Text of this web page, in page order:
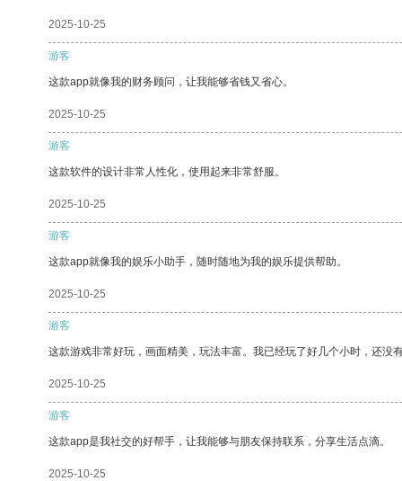
2025-10-25
游客
这款app就像我的财务顾问，让我能够省钱又省心。
2025-10-25
游客
这款软件的设计非常人性化，使用起来非常舒服。
2025-10-25
游客
这款app就像我的娱乐小助手，随时随地为我的娱乐提供帮助。
2025-10-25
游客
这款游戏非常好玩，画面精美，玩法丰富。我已经玩了好几个小时，还没
2025-10-25
游客
这款app是我社交的好帮手，让我能够与朋友保持联系，分享生活点滴。
2025-10-25